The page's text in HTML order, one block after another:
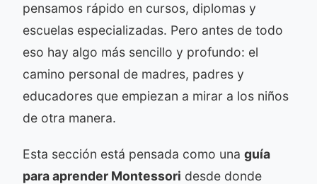
pensamos rápido en cursos, diplomas y
escuelas especializadas. Pero antes de todo
eso hay algo más sencillo y profundo: el
camino personal de madres, padres y
educadores que empiezan a mirar a los niños
de otra manera.
Esta sección está pensada como una guía
para aprender Montessori desde donde